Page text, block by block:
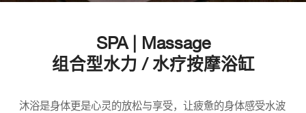
SPA | Massage
组合型水力 / 水疗按摩浴缸
沐浴是身体更是心灵的放松与享受，让疲惫的身体感受水波